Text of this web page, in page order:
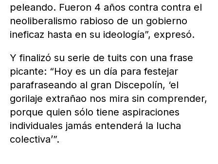
peleando. Fueron 4 años contra contra el
neoliberalismo rabioso de un gobierno
ineficaz hasta en su ideología”, expresó.
Y finalizó su serie de tuits con una frase
picante: “Hoy es un día para festejar
parafraseando al gran Discepolín, ‘el
gorilaje extrañao nos mira sin comprender,
porque quien sólo tiene aspiraciones
individuales jamás entenderá la lucha
colectiva’”.